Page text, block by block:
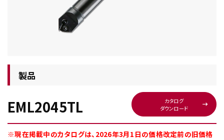
工具・部品一覧
製品
EML2045TL
カタログ
ダウンロード
※現在掲載中のカタログは、2026年3月1日の価格改定前の旧価格